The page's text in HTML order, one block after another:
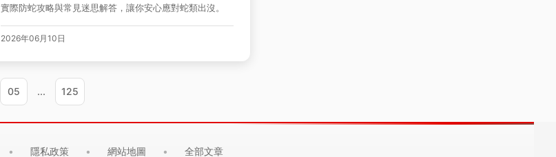
實際防蛇攻略與常見迷思解答，讓你安心應對蛇類出沒。
2026年06月10日
05 ... 125
隱私政策 網站地圖 全部文章